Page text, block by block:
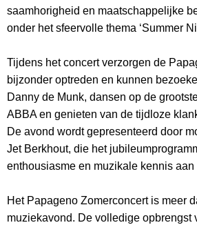
saamhorigheid en maatschappelijke
onder het sfeervolle thema ‘Summer
Tijdens het concert verzorgen de
bijzonder optreden en kunnen
Danny de Munk, dansen op de
ABBA en genieten van de tijdloze
De avond wordt gepresenteerd door
Jet Berkhout, die het
enthousiasme en muzikale kennis aan
Het Papageno Zomerconcert is meer
muziekavond. De volledige opbrengst